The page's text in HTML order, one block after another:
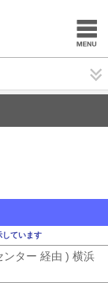
ています
ンター 経由 ) 横浜